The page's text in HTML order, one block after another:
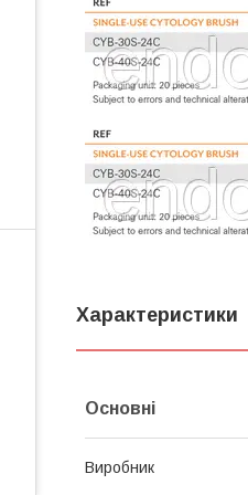
Характеристики
Основні
Виробник